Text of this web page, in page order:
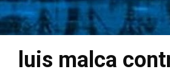
luis malca